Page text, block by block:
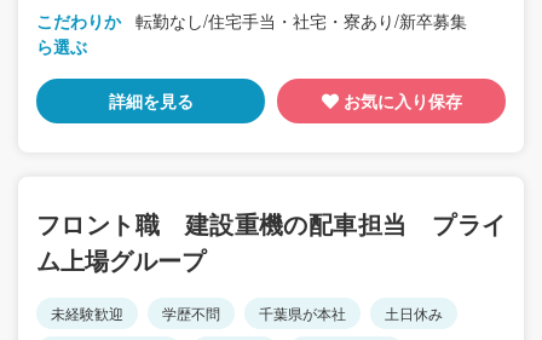
こだわりか
ら選ぶ
転勤なし/住宅手当・社宅・寮あり/新卒募集
詳細を見る お気に入り保存
フロント職 建設重機の配車担当 プライ
ム上場グループ
未経験歓迎 学歴不問 千葉県が本社
土日休み